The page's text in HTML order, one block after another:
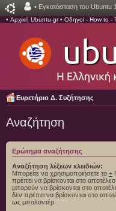
• Εγκατάσταση του Ubuntu
• Αρχική Ubuntu-gr• Οδηγοί - How to -
Ευρετήριο Δ. Συζήτησης
Αναζήτηση
Ερώτημα αναζήτησης
Αναζήτηση λέξεων κλειδιών:
Μπορείτε να χρησιμοποιήσετε το +
πρέπει να βρίσκονται στο
μπορούν να βρίσκονται στο
δεν πρέπει να βρίσκονται στο
ως μπαλαντέρ